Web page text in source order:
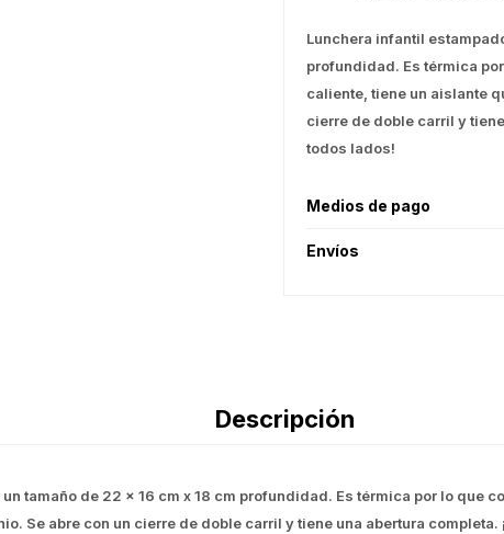
Lunchera infantil
profundidad. Es térmica
caliente, tiene un aislante
cierre de doble carril y
todos lados!
Medios de pago
Envíos
Descripción
tamaño de 22 x 16 cm x 18 cm profundidad. Es térmica por lo que
Se abre con un cierre de doble carril y tiene una abertura